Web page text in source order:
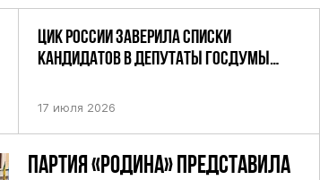
ЦИК РОССИИ ЗАВЕРИЛА СПИСКИ
КАНДИДАТОВ В ДЕПУТАТЫ ГОСДУМЫ
17 июля 2026
ПАРТИЯ «РОДИНА» ПРЕДСТАВИЛА